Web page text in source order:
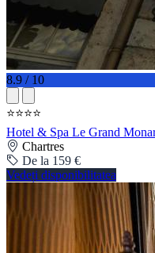
8.9 / 10
⭐⭐⭐⭐
Hotel & Spa Le Grand
Chartres
De la 159 €
Vedeți disponibilitatea